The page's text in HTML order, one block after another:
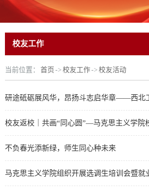
校友工作
当前位置： 首页 -> 校友工作-> 校友活动
不负春光添新绿，师生同心种未来